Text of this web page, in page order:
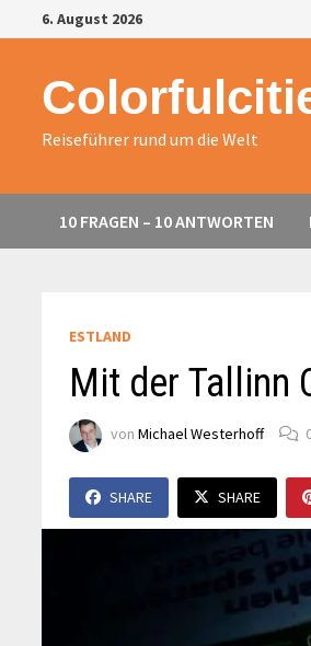
Zurück
zum
6. August 2026
Reiseführer rund um die Welt
10 FRAGEN – 10 ANTWORTEN
ESTLAND
Mit der Tallinn
vonMichael Westerhoff
SHARE SHARE